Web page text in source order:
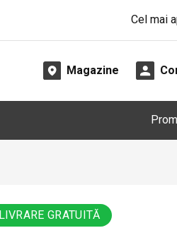
Cel mai
Magazine
LIVRARE GRATUITĂ